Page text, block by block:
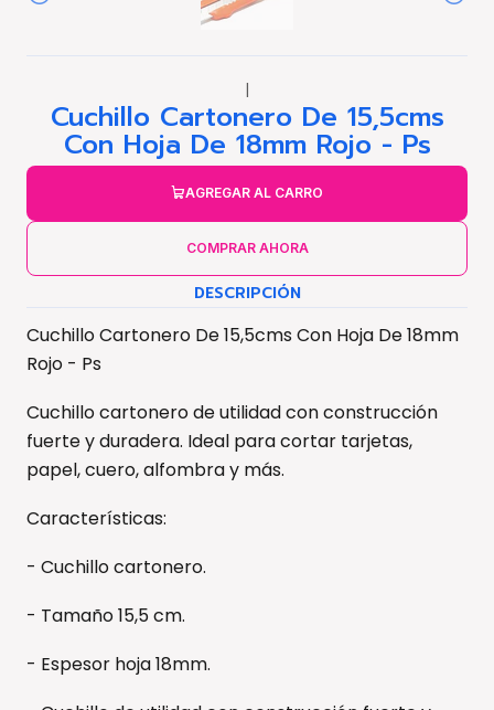
|
Cuchillo Cartonero De 15,5cms
Con Hoja De 18mm Rojo - Ps
AGREGAR AL CARRO
COMPRAR AHORA
DESCRIPCIÓN
Cuchillo Cartonero De 15,5cms Con Hoja De 18mm
Rojo - Ps
Cuchillo cartonero de utilidad con construcción
fuerte y duradera. Ideal para cortar tarjetas,
papel, cuero, alfombra y más.
Características:
- Cuchillo cartonero.
- Tamaño 15,5 cm.
- Espesor hoja 18mm.